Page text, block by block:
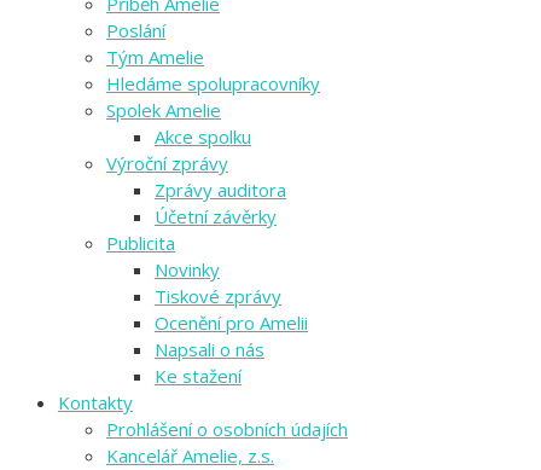
Poslání
Tým Amelie
Hledáme spolupracovníky
Spolek Amelie
Akce spolku
Výroční zprávy
Zprávy auditora
Účetní závěrky
Publicita
Novinky
Tiskové zprávy
Ocenění pro Amelii
Napsali o nás
Ke stažení
Kontakty
Prohlášení o osobních údajích
Kancelář Amelie, z.s.